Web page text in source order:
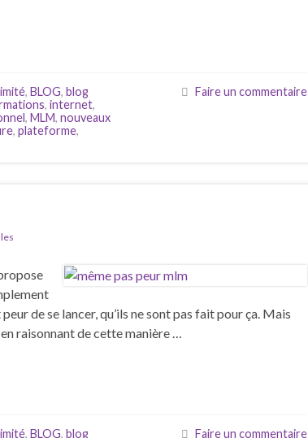
, BLOG, blog
, internet,
, MLM, nouveaux
, plateforme,
Faire un commentaire
de se lancer, qu’ils ne sont pas fait pour ça. Mais
raisonnant de cette manière …
, BLOG, blog
Faire un commentaire